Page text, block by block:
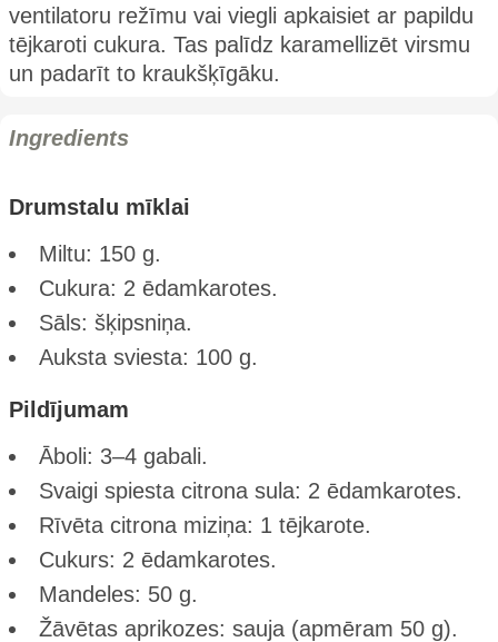
ventilatoru režīmu vai viegli apkaisiet ar papildu
tējkaroti cukura. Tas palīdz karamellizēt virsmu
un padarīt to kraukšķīgāku.
Ingredients
Drumstalu mīklai
Miltu: 150 g.
Cukura: 2 ēdamkarotes.
Sāls: šķipsniņa.
Auksta sviesta: 100 g.
Pildījumam
Āboli: 3–4 gabali.
Svaigi spiesta citrona sula: 2 ēdamkarotes.
Rīvēta citrona miziņa: 1 tējkarote.
Cukurs: 2 ēdamkarotes.
Mandeles: 50 g.
Žāvētas aprikozes: sauja (apmēram 50 g).